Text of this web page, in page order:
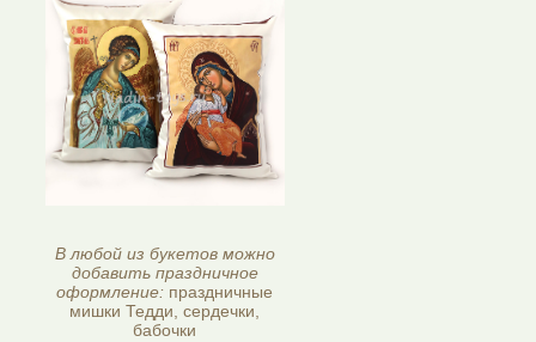
В любой из букетов можно
добавить праздничное
оформление: праздничные
мишки Тедди, сердечки,
бабочки